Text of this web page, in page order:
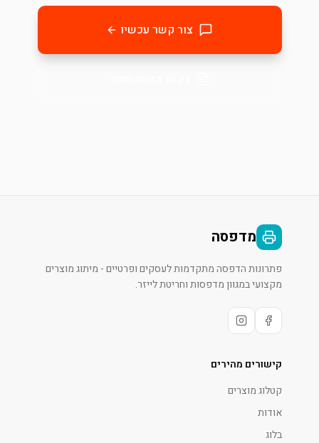
צור קשר עכשיו
מדפסה
פתרונות הדפסה מתקדמות לעסקים ופרטיים - מיתוג מוצרים
מקצועי במגוון מדפסות וחריטת לייזר.
קישורים מהירים
קטלוג מוצרים
אודות
בלוג